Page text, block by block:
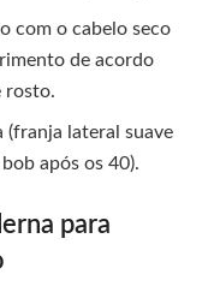
com o cabelo seco
de acordo
rosto.
(franja lateral suave
após os 40).
para